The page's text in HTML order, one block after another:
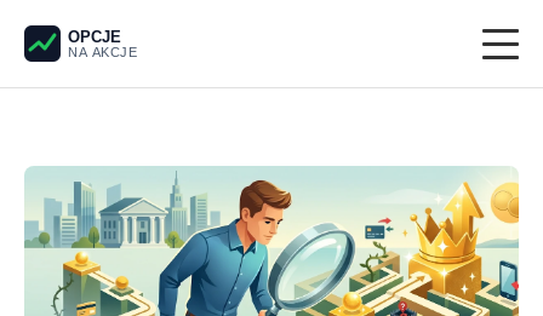
OPCJE
NA AKCJE
Derywaty
Pieniądze